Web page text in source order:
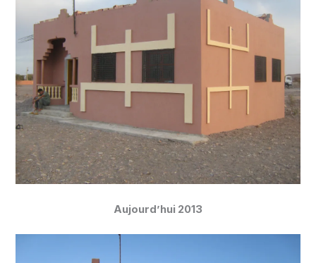
Aujourd’hui 2013